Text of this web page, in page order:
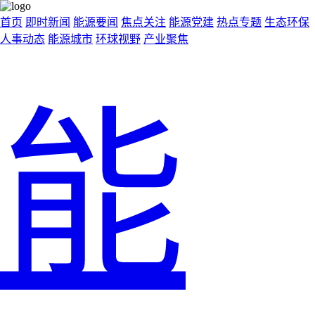
首页 即时新闻 能源要闻 焦点关注 能源党建 热点专题 生态环保
人事动态 能源城市 环球视野 产业聚焦
能